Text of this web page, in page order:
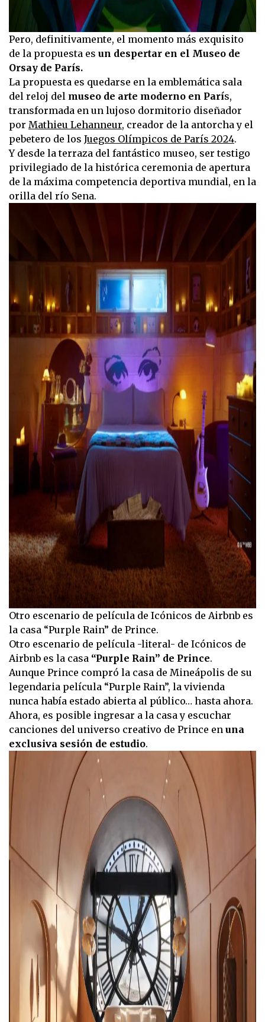
Pero, definitivamente, el momento más exquisito
de la propuesta es un despertar en el Museo de
Orsay de París.
La propuesta es quedarse en la emblemática sala
del reloj del museo de arte moderno en París,
transformada en un lujoso dormitorio diseñador
por Mathieu Lehanneur, creador de la antorcha y el
pebetero de los Juegos Olímpicos de París 2024.
Y desde la terraza del fantástico museo, ser testigo
privilegiado de la histórica ceremonia de apertura
de la máxima competencia deportiva mundial, en la
orilla del río Sena.
Otro escenario de película de Icónicos de Airbnb es
la casa “Purple Rain” de Prince.
Otro escenario de película -literal- de Icónicos de
Airbnb es la casa “Purple Rain” de Prince.
Aunque Prince compró la casa de Mineápolis de su
legendaria película “Purple Rain”, la vivienda
nunca había estado abierta al público… hasta ahora.
Ahora, es posible ingresar a la casa y escuchar
canciones del universo creativo de Prince en una
exclusiva sesión de estudio.